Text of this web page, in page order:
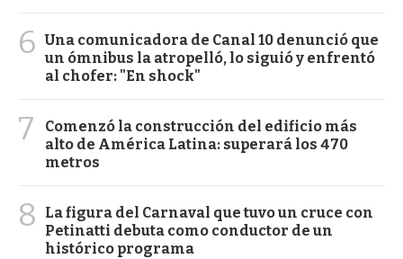
6 Una comunicadora de Canal 10 denunció que
un ómnibus la atropelló, lo siguió y enfrentó
al chofer: "En shock"
7
Comenzó la construcción del edificio más
alto de América Latina: superará los 470
metros
8
La figura del Carnaval que tuvo un cruce con
Petinatti debuta como conductor de un
histórico programa